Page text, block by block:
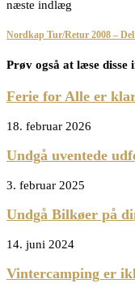
næste indlæg
Nordkap Tur/Retur 2008 –
Prøv også at læse disse
Ferie for Alle er
18. februar 2026
Undgå uventede
3. februar 2025
Undgå Bilkøer på
14. juni 2024
Vintercamping er